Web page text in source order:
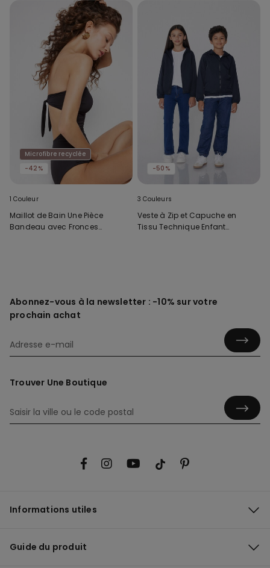
Microfibre recyclée
-42%
1 Couleur
Maillot de Bain Une Pièce
Bandeau avec Fronces
-50%
3 Couleurs
Veste à Zip et Capuche en
Tissu Technique Enfant
Abonnez-vous à la newsletter : -10% sur votre
prochain achat
Trouver Une Boutique
Informations utiles
Guide du produit